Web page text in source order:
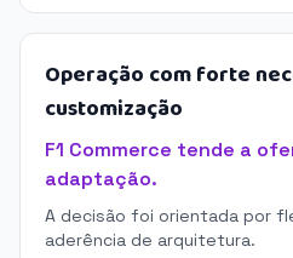
Operação com forte
customização
F1 Commerce tende a
adaptação.
A decisão foi orientada por
aderência de arquitetura.